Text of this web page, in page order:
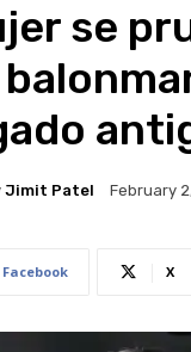
se
Jimit Patel February
Facebook X